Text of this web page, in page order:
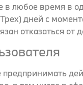
в любое время в
дней с
отказаться от
предпринимать